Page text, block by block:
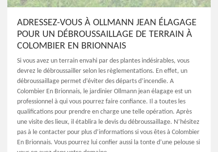
ADRESSEZ-VOUS À OLLMANN JEAN ÉLAGAGE
POUR UN DÉBROUSSAILLAGE DE TERRAIN À
COLOMBIER EN BRIONNAIS
Si vous avez un terrain envahi par des plantes indésirables, vous
devrez le débroussailler selon les règlementations. En effet, un
débroussaillage permet d’éviter des départs d’incendie. A
Colombier En Brionnais, le jardinier Ollmann jean élagage est un
professionnel à qui vous pourrez faire confiance. Il a toutes les
qualifications pour prendre en charge une telle opération. Après
une visite des lieux, il établira le devis du débroussaillage. N’hésitez
pas à le contacter pour plus d’informations si vous êtes à Colombier
En Brionnais. Vous pourrez lui confier aussi la tonte d’une pelouse si